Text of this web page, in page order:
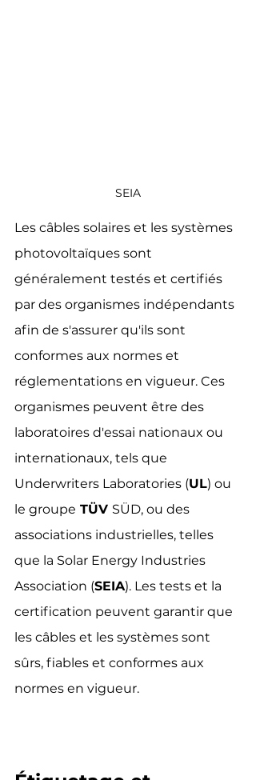
SEIA
Les câbles solaires et les systèmes
photovoltaïques sont
généralement testés et certifiés
par des organismes indépendants
afin de s'assurer qu'ils sont
conformes aux normes et
réglementations en vigueur. Ces
organismes peuvent être des
laboratoires d'essai nationaux ou
internationaux, tels que
Underwriters Laboratories (UL) ou
le groupe TÜV SÜD, ou des
associations industrielles, telles
que la Solar Energy Industries
Association (SEIA). Les tests et la
certification peuvent garantir que
les câbles et les systèmes sont
sûrs, fiables et conformes aux
normes en vigueur.